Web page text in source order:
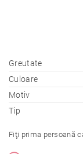
Greutate
Culoare
Motiv
Tip
Fiţi prima persoană